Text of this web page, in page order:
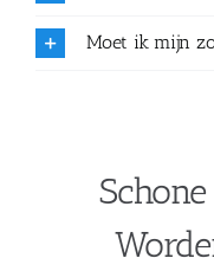
Moet ik mijn